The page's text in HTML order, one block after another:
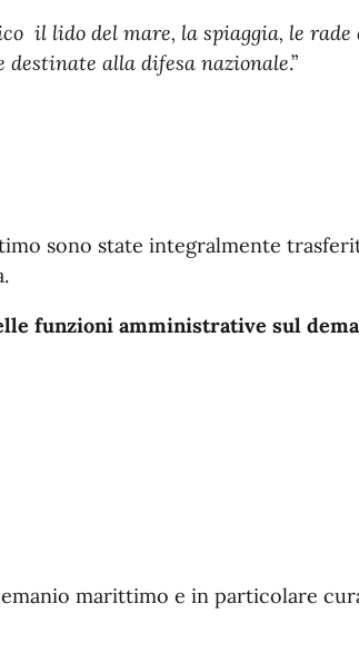
il lido del mare, la spiaggia, le rade
alla difesa nazionale.”
sono state integralmente
funzioni amministrative sul
marittimo e in particolare